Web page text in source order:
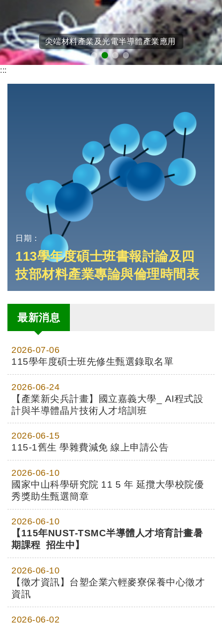
尖端材料產業及光電半導體產業應用
:::
日期：
113學年度碩士班書報討論及四
技部材料產業專論與倫理時間表
最新消息
2026-07-06
115學年度碩士班先修生甄選錄取名單
2026-06-24
【產業新尖兵計畫】國立嘉義大學_ AI程式設
計與半導體晶片技術人才培訓班
2026-06-15
115-1舊生 學雜費減免 線上申請公告
2026-06-10
國家中山科學研究院 11 5 年 延攬大學校院優
秀獎助生甄選簡章
2026-06-10
【115年NUST-TSMC半導體人才培育計畫暑
期課程 招生中】
2026-06-10
【徵才資訊】台塑企業六輕麥寮保養中心徵才
資訊
2026-06-02